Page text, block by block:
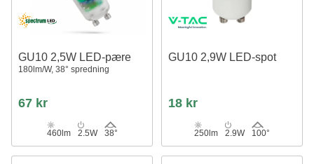
GU10 2,5W LED-pære
180lm/W, 38° spredning
67 kr
460lm 2.5W 38°
GU10 2,9W LED-spot
18 kr
250lm 2.9W 100°